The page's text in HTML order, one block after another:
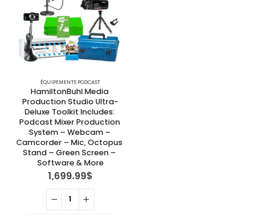
ÉQUIPEMENTS PODCAST
HamiltonBuhl Media
Production Studio Ultra-
Deluxe Toolkit Includes:
Podcast Mixer Production
System – Webcam –
Camcorder – Mic, Octopus
Stand – Green Screen –
Software & More
1,699.99$